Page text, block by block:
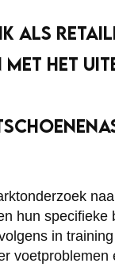
ALS
HET
hun specifieke
in
voetproblemen